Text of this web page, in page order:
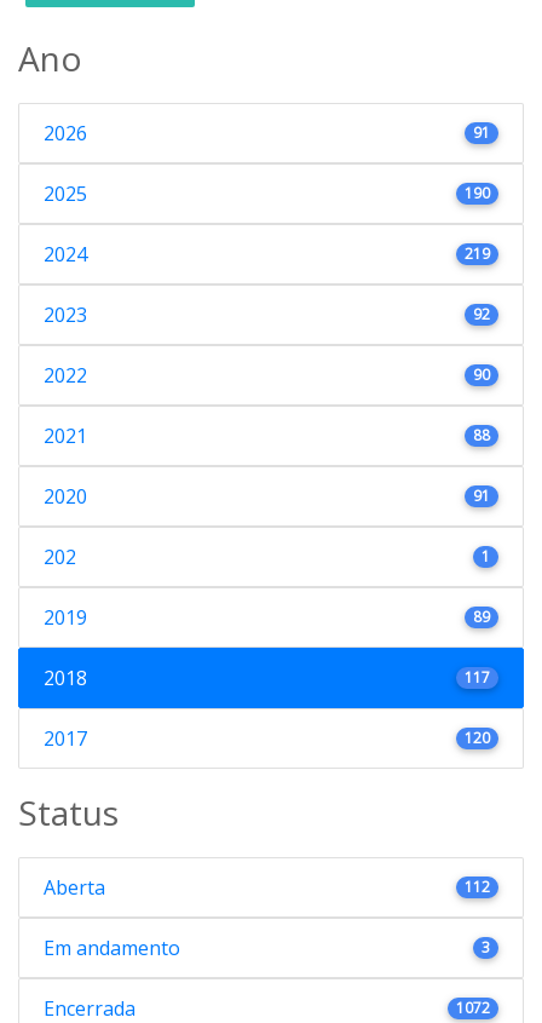
Ano
2026 91
2025 190
2024 219
2023 92
2022 90
2021 88
2020 91
202 1
2019 89
2018 117
2017 120
Status
Aberta 112
Em andamento 3
Encerrada 1072